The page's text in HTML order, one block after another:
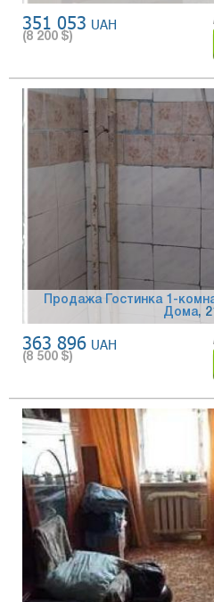
351 053 UAH
(8 200 $)
Продажа Гостинка 1-
Дома,
363 896 UAH
(8 500 $)